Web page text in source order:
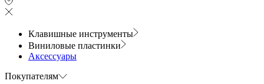
Клавишные инструменты
Виниловые пластинки
Аксессуары
Покупателям